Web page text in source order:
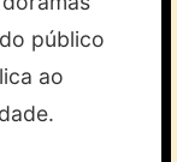
público
ao